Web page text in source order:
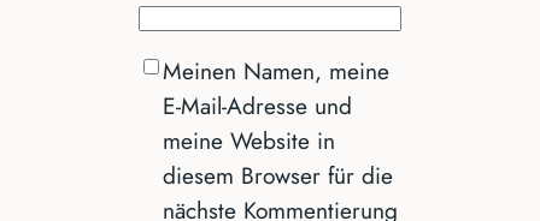
Meinen Namen, meine
E-Mail-Adresse und
meine Website in
diesem Browser für die
nächste Kommentierung